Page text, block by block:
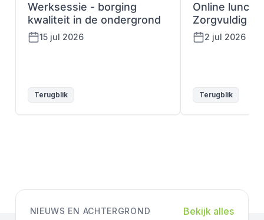
Werksessie - borging
kwaliteit in de ondergrond
15 jul 2026
Terugblik
Online
Zorgvuldig
2 jul 2026
Terugblik
NIEUWS EN ACHTERGROND Bekijk alles